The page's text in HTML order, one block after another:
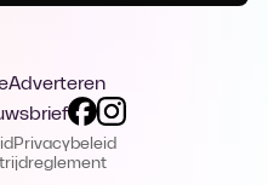
Adverteren
Privacybeleid